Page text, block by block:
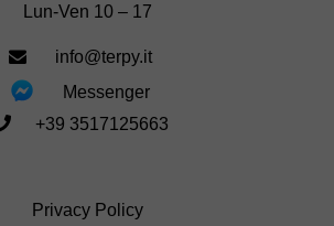
Lun-Ven 10 – 17
info@terpy.it
Messenger
+39 3517125663
Privacy Policy